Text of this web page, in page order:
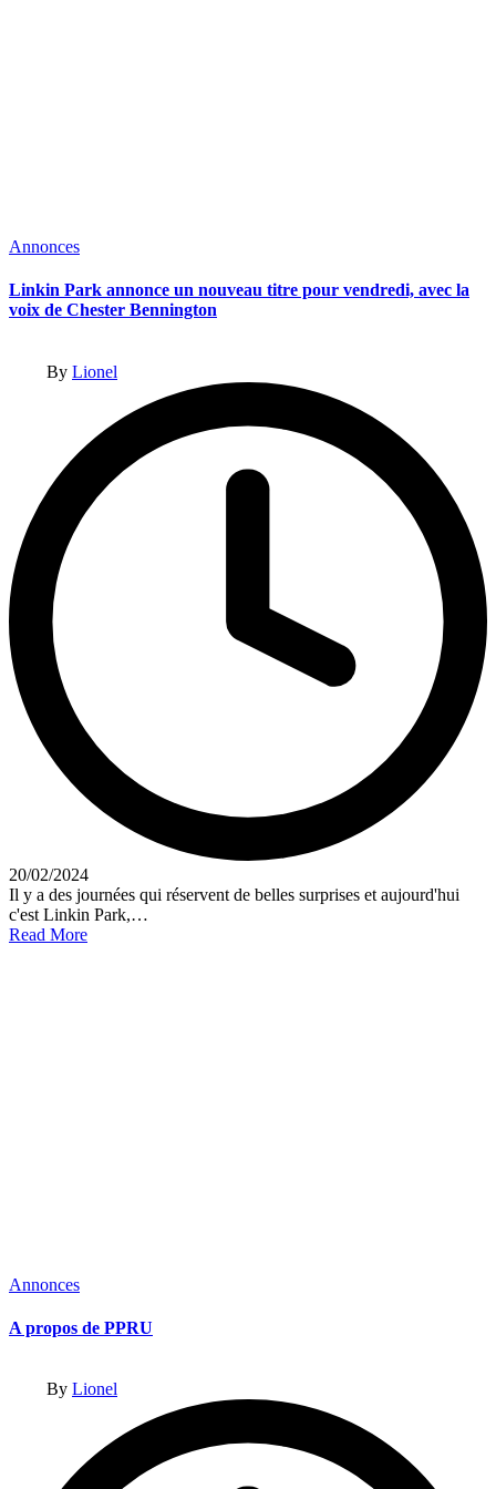
Posted
Annonces
Linkin Park annonce un nouveau titre pour vendredi, avec la
voix de Chester Bennington
By Lionel
20/02/2024
Il y a des journées qui réservent de belles surprises et aujourd'hui
c'est Linkin Park,…
Read More
Posted
Annonces
A propos de PPRU
By Lionel